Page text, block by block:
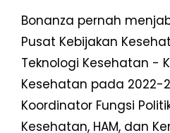
Bonanza pernah
Pusat Kebijakan
Teknologi Kesehatan -
Kesehatan pada 2022-
Koordinator Fungsi
Kesehatan, HAM, dan